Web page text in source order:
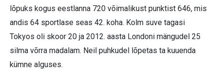
lõpuks kogus eestlanna 720 võimalikust punktist 646, mis
andis 64 sportlase seas 42. koha. Kolm suve tagasi
Tokyos oli skoor 20 ja 2012. aasta Londoni mängudel 25
silma võrra madalam. Neil puhkudel lõpetas ta kuuenda
kümne alguses.